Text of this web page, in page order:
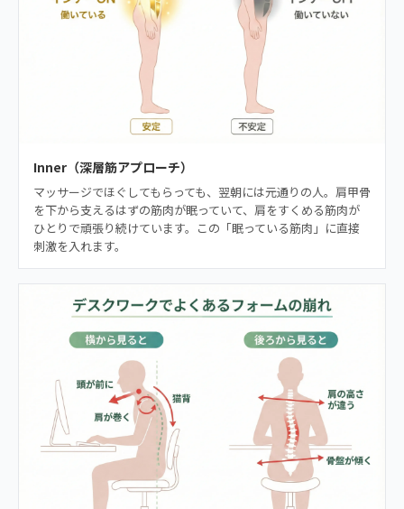
Inner（深層筋アプローチ）
マッサージでほぐしてもらっても、翌朝には元通りの人。肩甲骨
を下から支えるはずの筋肉が眠っていて、肩をすくめる筋肉が
ひとりで頑張り続けています。この「眠っている筋肉」に直接
刺激を入れます。